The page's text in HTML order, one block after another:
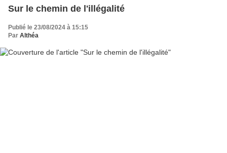
Sur le chemin de l'illégalité
Publié le 23/08/2024 à 15:15
Par Althéa